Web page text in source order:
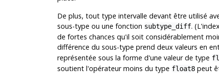
De plus, tout type intervalle devant être utilisé
sous-type ou une fonction subtype_diff.
de fortes chances qu'il soit considérablement
différence du sous-type prend deux valeurs en
représentée sous la forme d'une valeur de type
soutient l'opérateur moins du type float8peut